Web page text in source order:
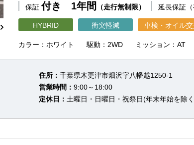
保証付き 1年間 （走行無制限） 延長保証（
HYBRID 衝突軽減 車検・オイル
カラー：ホワイト 駆動：2WD ミッション：AT
住所： 千葉県木更津市畑沢字八幡越1250-1
営業時間： 9:00～18:00
定休日： 土曜日・日曜日・祝祭日(年末年始を除